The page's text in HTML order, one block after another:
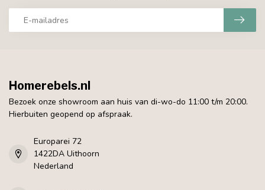
Homerebels.nl
Bezoek onze showroom aan huis van di-wo-do 11:00 t/m 20:00.
Hierbuiten geopend op afspraak.
Europarei 72
1422DA Uithoorn
Nederland